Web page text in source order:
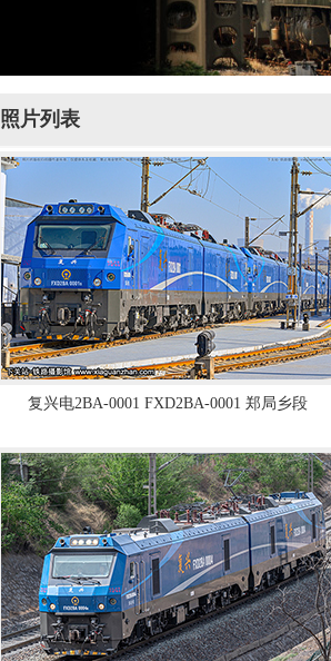
照片列表
复兴电2BA-0001 FXD2BA-0001 郑局乡段